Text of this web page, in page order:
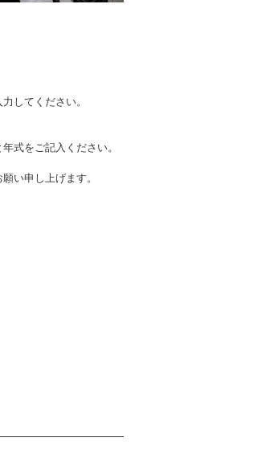
してください。
式をご記入ください。
い申し上げます。